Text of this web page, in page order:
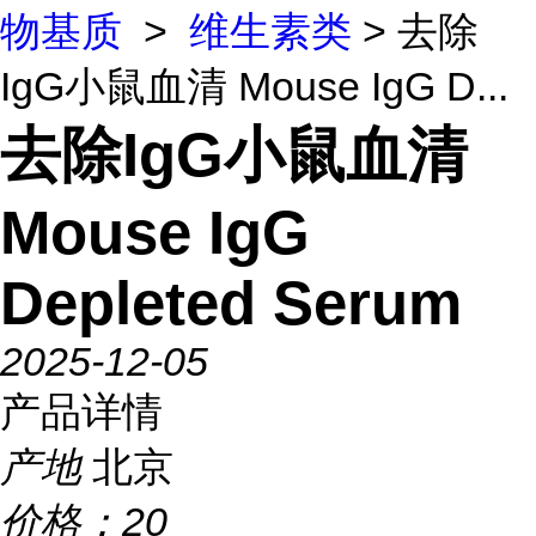
物基质 > 维生素类 > 去除
IgG小鼠血清 Mouse IgG D...
去除IgG小鼠血清
Mouse IgG
Depleted Serum
2025-12-05
产品详情
产地 北京
价格： 20